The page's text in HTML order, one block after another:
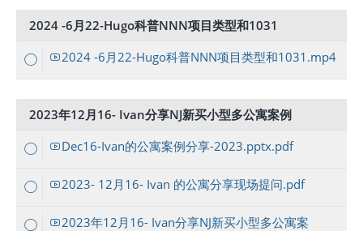
2024 -6月22-Hugo科普NNN项目类型和1031
2024 -6月22-Hugo科普NNN项目类型和1031.mp4
2023年12月16- Ivan分享NJ新买小型多公寓案例
Dec16-Ivan的公寓案例分享-2023.pptx.pdf
2023- 12月16- Ivan 的公寓分享现场提问.pdf
2023年12月16- Ivan分享NJ新买小型多公寓案